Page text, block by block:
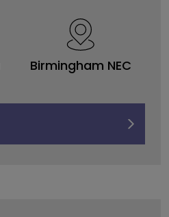
Birmingham NEC